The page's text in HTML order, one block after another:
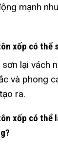
mạnh
xốp có thể
sơn lại vách
và phong
ra.
xốp có thể